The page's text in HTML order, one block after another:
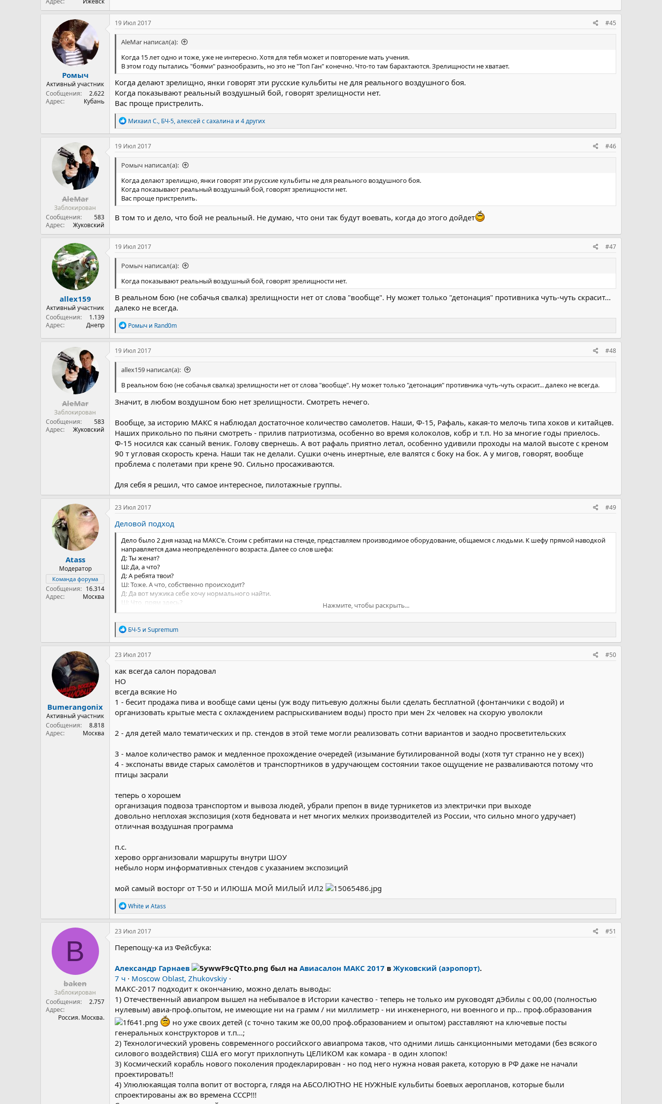
Ромыч
Активный участник
Сообщения
2.622
Адрес
Кубань
19 Июл 2017 #45
AleMar написал(а):
Когда 15 лет одно и тоже, уже не интересно. Хотя для тебя может и повторение мать учения.
В этом году пытались "боями" разнообразить, но это не "Топ Ган" конечно. Что-то там барахтаются. Зрелищности не хватает.
Когда делают зрелищно, янки говорят эти русские кульбиты не для реального воздушного боя.
Когда показывают реальный воздушный бой, говорят зрелищности нет.
Вас проще пристрелить.
Р
е
а
к
и
Михаил С., БЧ-5,алексей с сахалина и 4 других
AleMar
Заблокирован
Сообщения
583
Адрес
Жуковский
19 Июл 2017 #46
Ромыч написал(а):
Когда делают зрелищно, янки говорят эти русские кульбиты не для реального воздушного боя.
Когда показывают реальный воздушный бой, говорят зрелищности нет.
Вас проще пристрелить.
В том то и дело, что бой не реальный. Не думаю, что они так будут воевать, когда до этого дойдет
allex159
Активный участник
Сообщения
1.139
Адрес
Днепр
19 Июл 2017 #47
Ромыч написал(а):
Когда показывают реальный воздушный бой, говорят зрелищности нет.
В реальном бою (не собачья свалка) зрелищности нет от слова "вообще". Ну может только "детонация" противника чуть-чуть скрасит...
далеко не всегда.
Р
е
а
к
и
Ромыч и Rand0m
AleMar
Заблокирован
Сообщения
583
Адрес
Жуковский
19 Июл 2017 #48
allex159 написал(а):
В реальном бою (не собачья свалка) зрелищности нет от слова "вообще". Ну может только "детонация" противника чуть-чуть скрасит... далеко не всегда.
Значит, в любом воздушном бою нет зрелищности. Смотреть нечего.
Вообще, за историю МАКС я наблюдал достаточное количество самолетов. Наши, Ф-15, Рафаль, какая-то мелочь типа хоков и китайцев.
Наших прикольно по пьяни смотреть - прилив патриотизма, особенно во время колоколов, кобр и т.п. Но за многие годы приелось.
Ф-15 носился как ссаный веник. Голову свернешь. А вот рафаль приятно летал, особенно удивили проходы на малой высоте с креном
90 т угловая скорость крена. Наши так не делали. Сушки очень инертные, еле валятся с боку на бок. А у мигов, говорят, вообще
проблема с полетами при крене 90. Сильно просаживаются.
Для себя я решил, что самое интересное, пилотажные группы.
Atass
Модератор
Команда форума
Сообщения
16.314
Адрес
Москва
23 Июл 2017 #49
Деловой подход
Дело было 2 дня назад на МАКС'е. Стоим с ребятами на стенде, представляем производимое оборудование, общаемся с людьми. К шефу прямой наводкой
направляется дама неопределённого возраста. Далее со слов шефа:
Д: Ты женат?
Ш: Да, а что?
Д: А ребята твои?
Ш: Тоже. А что, собственно происходит?
Д: Да вот мужика себе хочу нормального найти.
Ш: Что, прям здесь?
Д: Ну да. Всё умные, красивые, без денег сюда не приезжают. Специально для этого приехала.
Нажмите, чтобы раскрыть...
Р
е
а
к
и
и
БЧ-5 и Supremum
Bumerangonix
Активный участник
Сообщения
8.818
Адрес
Москва
23 Июл 2017 #50
как всегда салон порадовал
НО
всегда всякие Но
1 - бесит продажа пива и вообще сами цены (уж воду питьевую должны были сделать бесплатной (фонтанчики с водой) и
организовать крытые места с охлаждением распрыскиванием воды) просто при мен 2х человек на скорую уволокли
2 - для детей мало тематических и пр. стендов в этой теме могли реализовать сотни вариантов и заодно просветительских
3 - малое количество рамок и медленное прохождение очередей (изымание бутилированной воды (хотя тут странно не у всех))
4 - экспонаты ввиде старых самолётов и транспортников в удручающем состоянии такое ощущение не разваливаются потому что
птицы засрали
теперь о хорошем
организация подвоза транспортом и вывоза людей, убрали препон в виде турникетов из электрички при выходе
довольно неплохая экспозиция (хотя бедновата и нет многих мелких производителей из России, что сильно много удручает)
отличная воздушная программа
п.с.
херово оррганизовали маршруты внутри ШОУ
небыло норм информативных стендов с указанием экспозиций
мой самый восторг от Т-50 и ИЛЮША МОЙ МИЛЫЙ ИЛ2
Р
е
а
к
и
и
White и Atass
B
baken
Заблокирован
Сообщения
2.757
Адрес
Россия. Москва.
23 Июл 2017 #51
Перепощу-ка из Фейсбука:
Александр Гарнаев был на Авиасалон МАКС 2017 в Жуковский (аэропорт).
7 ч · Moscow Oblast, Zhukovskiy ·
МАКС-2017 подходит к окончанию, можно делать выводы:
1) Отечественный авиапром вышел на небывалое в Истории качество - теперь не только им руководят дЭбилы с 00,00 (полностью
нулевым) авиа-проф.опытом, не имеющие ни на грамм / ни миллиметр - ни инженерного, ни военного и пр... проф.образования
но уже своих детей (с точно таким же 00,00 проф.образованием и опытом) расставляют на ключевые посты
генеральных конструкторов и т.п...;
2) Технологический уровень современного российского авиапрома таков, что одними лишь санкционными методами (без всякого
силового воздействия) США его могут прихлопнуть ЦЕЛИКОМ как комара - в один хлопок!
3) Космический корабль нового поколения продекларирован - но под него нужна новая ракета, которую в РФ даже не начали
проектировать!!
4) Улюлюкаящая толпа вопит от восторга, глядя на АБСОЛЮТНО НЕ НУЖНЫЕ кульбиты боевых аеропланов, которые были
спроектированы аж во времена СССР!!!